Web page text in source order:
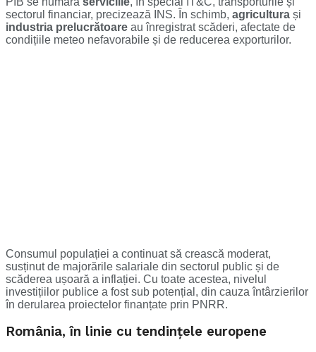
sectorul financiar, precizează INS. În schimb, agricultura și
industria prelucrătoare au înregistrat scăderi, afectate de
condițiile meteo nefavorabile și de reducerea exporturilor.
Consumul populației a continuat să crească moderat,
susținut de majorările salariale din sectorul public și de
scăderea ușoară a inflației. Cu toate acestea, nivelul
investițiilor publice a fost sub potențial, din cauza întârzierilor
în derularea proiectelor finanțate prin PNRR.
România, în linie cu tendințele europene